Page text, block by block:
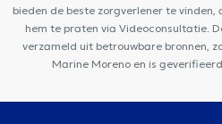
bieden de beste zorgverlener te
hem te praten via Videoconsultatie.
verzameld uit betrouwbare bronnen,
Marine Moreno en is